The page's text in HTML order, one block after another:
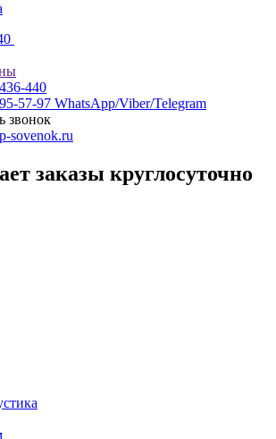
440
57-97 WhatsApp/Viber/Telegram
звонок
sovenok.ru
заказы круглосуточно